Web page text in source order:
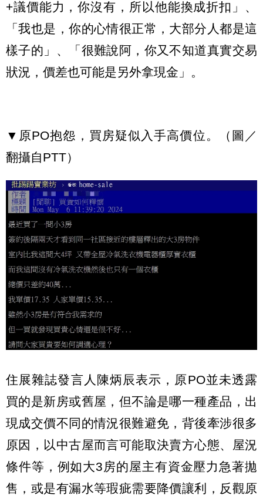
+議價能力，你沒有，所以他能換成折扣」、
「我也是，你的心情很正常，大部分人都是這
樣子的」、「很難說阿，你又不知道真實交易
狀況，價差也可能是另外拿現金」。
▼原PO抱怨，買房疑似入手高價位。（圖／
翻攝自PTT）
住展雜誌發言人陳炳辰表示，原PO並未透露
買的是新房或舊屋，但不論是哪一種產品，出
現成交價不同的情況很難避免，背後牽涉很多
原因，以中古屋而言可能取決賣方心態、屋況
條件等，例如大3房的屋主有資金壓力急著拋
售，或是有漏水等瑕疵需要降價讓利，反觀原